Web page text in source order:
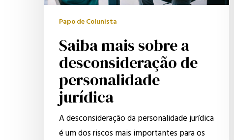
Papo de Colunista
Saiba mais sobre a
desconsideração de
personalidade
jurídica
A desconsideração da personalidade jurídica
é um dos riscos mais importantes para os